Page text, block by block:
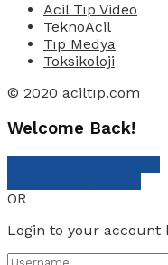
Acil Tıp Video
TeknoAcil
Tıp Medya
Toksikoloji
© 2020 aciltıp.com
Welcome Back!
OR
Login to your account